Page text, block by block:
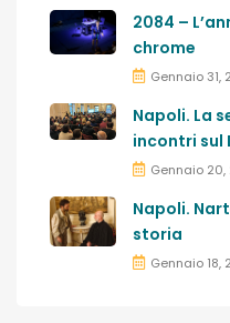
2084 –
chrome
Gennaio 31,
Napoli. La
incontri sul
Gennaio 20,
Napoli.
storia
Gennaio 18,